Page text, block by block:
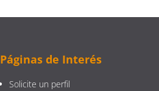
Páginas de Interés
Solicite un perfil